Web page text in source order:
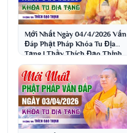
Mới Nhất Ngày 04/4/2026 Vấn
Đáp Phật Pháp Khóa Tu Địa
Tạng | Thầy Thích Đạo Thịnh